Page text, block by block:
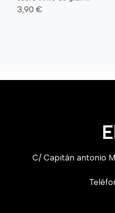
3,90 €
C/ Capitán antonio